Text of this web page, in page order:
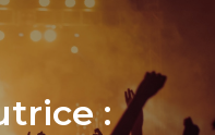
: